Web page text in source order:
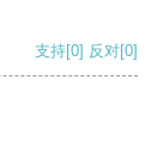
支持[0] 反对[0]